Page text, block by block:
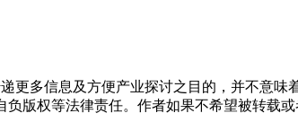
多信息及方便产业探讨之目的，并不意味
版权等法律责任。作者如果不希望被转载或